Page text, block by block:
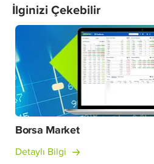
İlginizi Çekebilir
Borsa Market
Detaylı Bilgi